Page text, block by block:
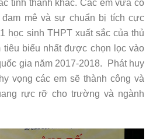
tỉnh thành khác. Các em vừa có
mê và sự chuẩn bị tích cực
học sinh THPT xuất sắc của thủ
biểu nhất được chọn lọc vào
gia năm 2017-2018. Phát huy
vọng các em sẽ thành công và
rực rỡ cho trường và ngành